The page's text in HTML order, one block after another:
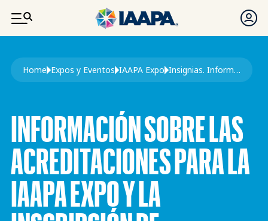
PASAR AL CONTENIDO PRINCIPAL
Ruta de navegación
Home Expos y Eventos IAAPA Expo Insignias. Información Sobre La Inscripción de Expositores. IAAPA Expo
INFORMACIÓN SOBRE LAS
ACREDITACIONES PARA LA
IAAPA EXPO Y LA